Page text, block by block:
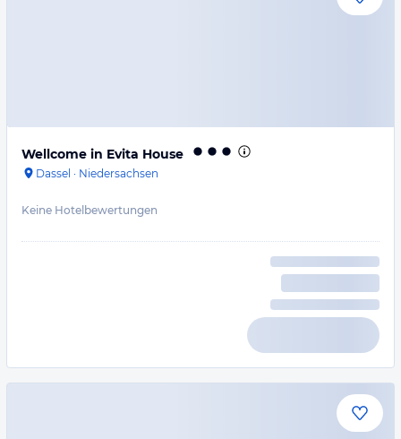
Wellcome in Evita House
Dassel · Niedersachsen
Keine Hotelbewertungen